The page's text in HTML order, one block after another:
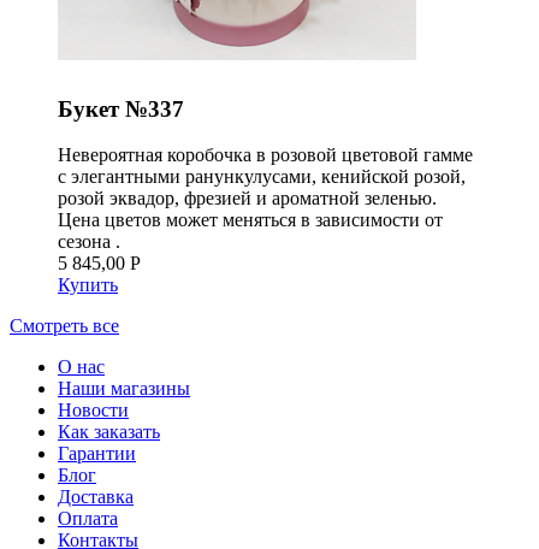
Букет №337
Невероятная коробочка в розовой цветовой гамме
с элегантными ранункулусами, кенийской розой,
розой эквадор, фрезией и ароматной зеленью.
Цена цветов может меняться в зависимости от
сезона .
5 845,00 Р
Купить
Смотреть все
О нас
Наши магазины
Новости
Как заказать
Гарантии
Блог
Доставка
Оплата
Контакты